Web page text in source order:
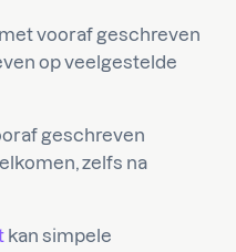
vooraf geschreven
op veelgestelde
geschreven
zelfs na
kan simpele